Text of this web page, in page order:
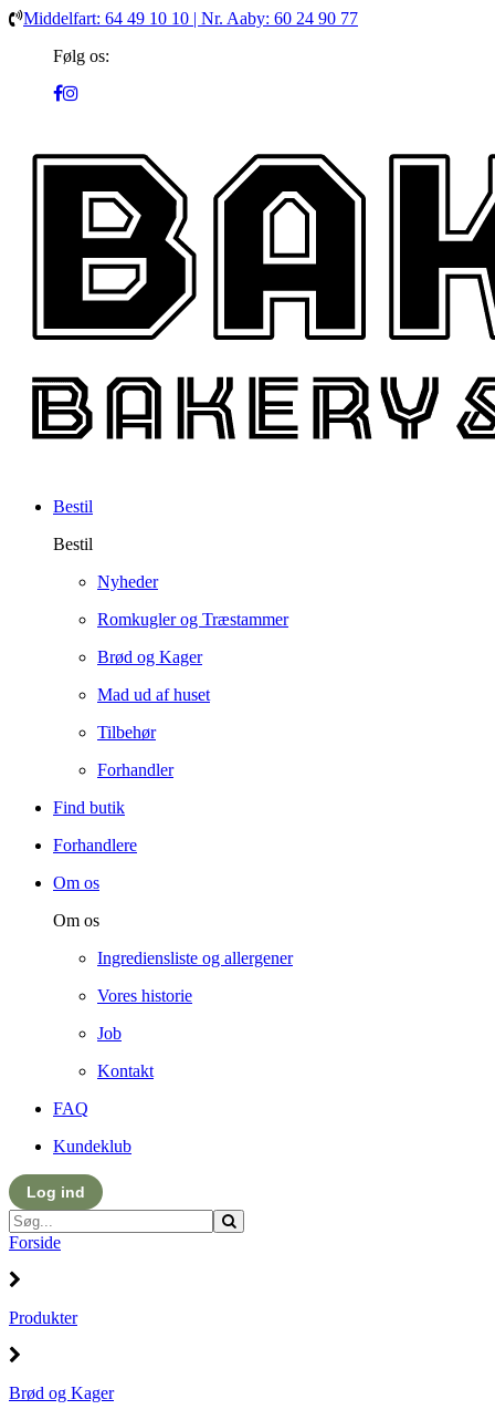
Middelfart: 64 49 10 10 | Nr. Aaby: 60 24 90 77
Følg os:
Bestil
Bestil
Nyheder
Romkugler og Træstammer
Brød og Kager
Mad ud af huset
Tilbehør
Forhandler
Find butik
Forhandlere
Om os
Om os
Ingrediensliste og allergener
Vores historie
Job
Kontakt
FAQ
Kundeklub
Log ind
Forside
Produkter
Brød og Kager